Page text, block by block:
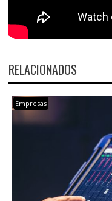
RELACIONADOS
Empresas